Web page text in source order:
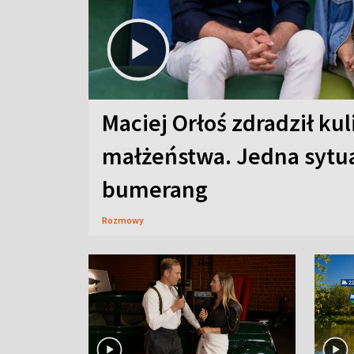
Maciej Orłoś zdradził
małżeństwa. Jedna
bumerang
Rozmowy